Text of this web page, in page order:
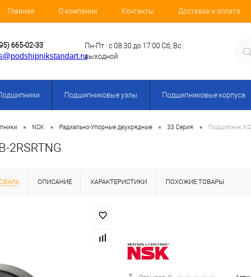
Главная О компании Контакты Доставка и оплата
665-02-33 Пн-Пт : с 08:30 до 17:00 Сб, Вс :
выходной
Подшипниковые узлы Подшипниковые корпуса
• NSK • Радиально-Упорные двухрядные • 33 Серия • Подшипник
2RSRTNG
ОПИСАНИЕ ХАРАКТЕРИСТИКИ ПОХОЖИЕ ТОВАРЫ